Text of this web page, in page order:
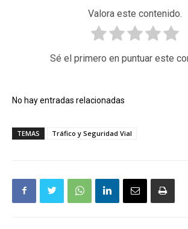
Valora este contenido.
Sé el primero en puntuar este
No hay entradas relacionadas
TEMAS Tráfico y Seguridad Vial